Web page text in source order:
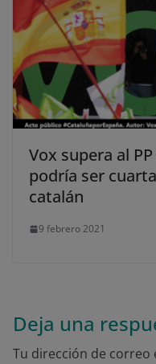
Vox supera al
podría ser
catalán
9 febrero 2021
Deja una
Tu dirección de correo